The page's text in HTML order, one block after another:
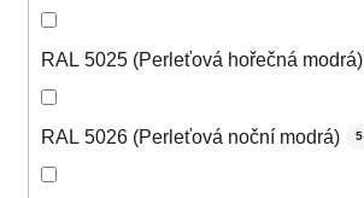
RAL 5025 (Perleťová hořečná modrá)
RAL 5026 (Perleťová noční modrá) 5